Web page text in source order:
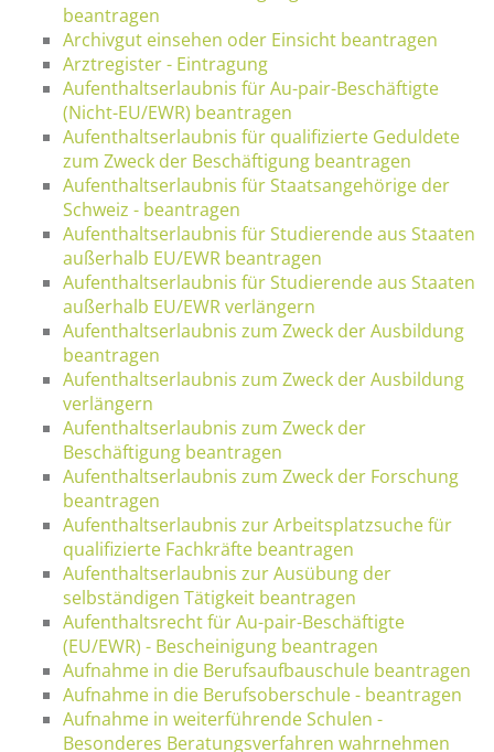
beantragen
Archivgut einsehen oder Einsicht beantragen
Arztregister - Eintragung
Aufenthaltserlaubnis für Au-pair-Beschäftigte
(Nicht-EU/EWR) beantragen
Aufenthaltserlaubnis für qualifizierte Geduldete
zum Zweck der Beschäftigung beantragen
Aufenthaltserlaubnis für Staatsangehörige der
Schweiz - beantragen
Aufenthaltserlaubnis für Studierende aus Staaten
außerhalb EU/EWR beantragen
Aufenthaltserlaubnis für Studierende aus Staaten
außerhalb EU/EWR verlängern
Aufenthaltserlaubnis zum Zweck der Ausbildung
beantragen
Aufenthaltserlaubnis zum Zweck der Ausbildung
verlängern
Aufenthaltserlaubnis zum Zweck der
Beschäftigung beantragen
Aufenthaltserlaubnis zum Zweck der Forschung
beantragen
Aufenthaltserlaubnis zur Arbeitsplatzsuche für
qualifizierte Fachkräfte beantragen
Aufenthaltserlaubnis zur Ausübung der
selbständigen Tätigkeit beantragen
Aufenthaltsrecht für Au-pair-Beschäftigte
(EU/EWR) - Bescheinigung beantragen
Aufnahme in die Berufsaufbauschule beantragen
Aufnahme in die Berufsoberschule - beantragen
Aufnahme in weiterführende Schulen -
Besonderes Beratungsverfahren wahrnehmen